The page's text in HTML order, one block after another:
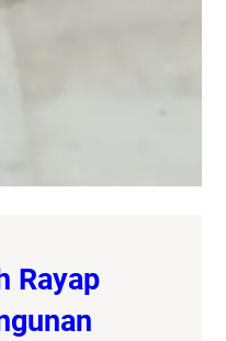
Rayap